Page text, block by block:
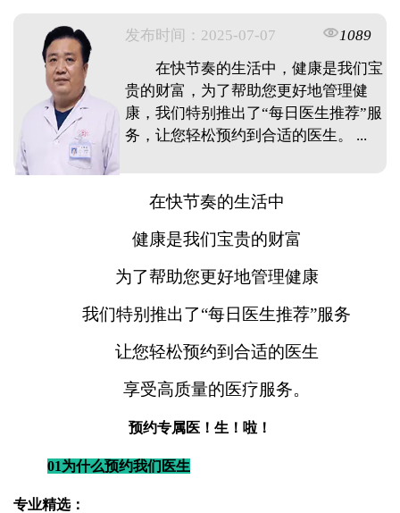
发布时间：2025-07-07
1089
在快节奏的生活中，健康是我们宝
贵的财富，为了帮助您更好地管理健
康，我们特别推出了“每日医生推荐”服
务，让您轻松预约到合适的医生。 ...
在快节奏的生活中
健康是我们宝贵的财富
为了帮助您更好地管理健康
我们特别推出了“每日医生推荐”服务
让您轻松预约到合适的医生
享受高质量的医疗服务。
预约专属医！生！啦！
01为什么预约我们医生
专业精选：